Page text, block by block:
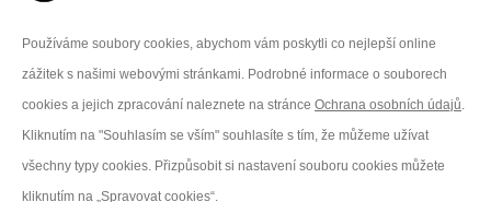
Používáme soubory cookies, abychom vám poskytli co nejlepší online
zážitek s našimi webovými stránkami. Podrobné informace o souborech
cookies a jejich zpracování naleznete na stránce Ochrana osobních údajů.
Kliknutím na "Souhlasím se vším" souhlasíte s tím, že můžeme užívat
všechny typy cookies. Přizpůsobit si nastavení souboru cookies můžete
kliknutím na „Spravovat cookies“.
Facebook Youtube
LinkedIn